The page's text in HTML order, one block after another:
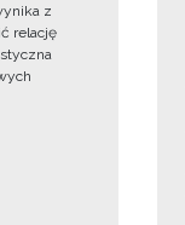
z
relację